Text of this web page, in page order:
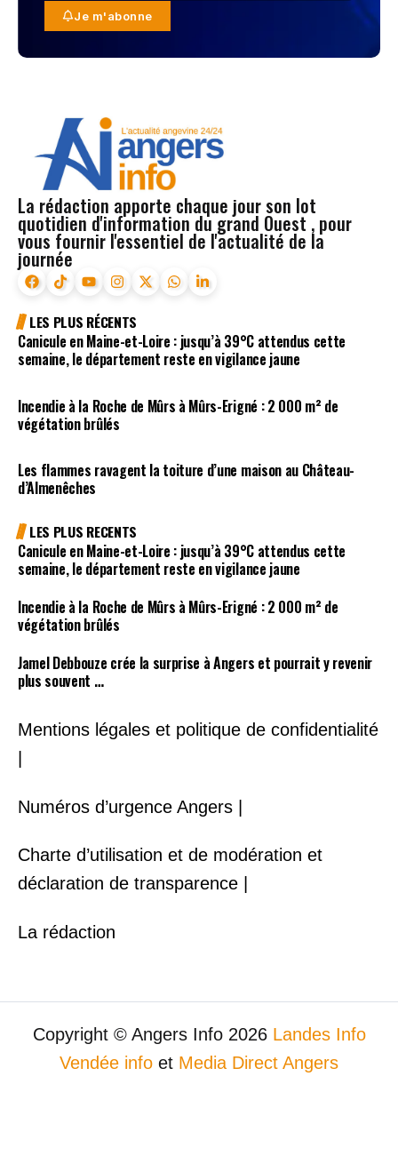
Je m'abonne
La rédaction apporte chaque jour son lot
quotidien d'information du grand Ouest , pour
vous fournir l'essentiel de l'actualité de la
journée
LES PLUS RÉCENTS
Canicule en Maine-et-Loire : jusqu’à 39°C attendus cette
semaine, le département reste en vigilance jaune
Incendie à la Roche de Mûrs à Mûrs-Erigné : 2 000 m² de
végétation brûlés
Les flammes ravagent la toiture d’une maison au Château-
d’Almenêches
LES PLUS RECENTS
Canicule en Maine-et-Loire : jusqu’à 39°C attendus cette
semaine, le département reste en vigilance jaune
Incendie à la Roche de Mûrs à Mûrs-Erigné : 2 000 m² de
végétation brûlés
Jamel Debbouze crée la surprise à Angers et pourrait y revenir
plus souvent …
Mentions légales et politique de confidentialité
Numéros d’urgence Angers |
Charte d’utilisation et de modération et
déclaration de transparence |
La rédaction
Copyright © Angers Info 2026 Landes Info
Vendée info et Media Direct Angers